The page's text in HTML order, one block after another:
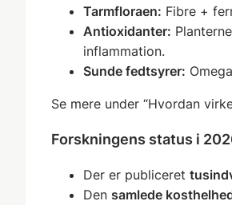
Tarmfloraen: Fibre +
Antioxidanter:
inflammation.
Sunde fedtsyrer:
Se mere under “Hvordan
Forskningens status i
Der er publiceret
Den samlede